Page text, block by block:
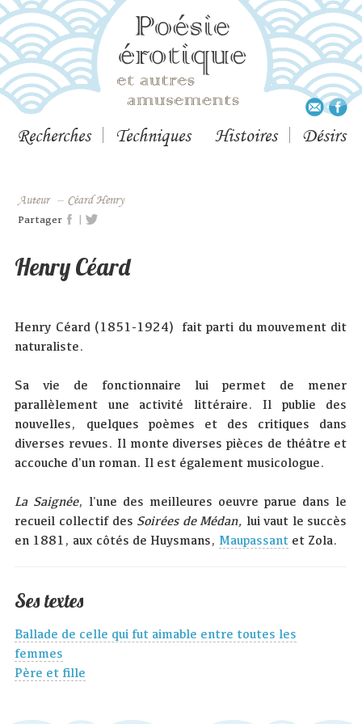
Recherches Techniques Histoires Désirs
Auteur – Céard Henry
Partager |
Henry Céard
Henry Céard (1851-1924) fait parti du mouvement dit
naturaliste.
Sa vie de fonctionnaire lui permet de mener
parallèlement une activité littéraire. Il publie des
nouvelles, quelques poèmes et des critiques dans
diverses revues. Il monte diverses pièces de théâtre et
accouche d'un roman. Il est également musicologue.
La Saignée, l'une des meilleures oeuvre parue dans le
recueil collectif des Soirées de Médan, lui vaut le succès
en 1881, aux côtés de Huysmans, Maupassant et Zola.
Ses textes
Ballade de celle qui fut aimable entre toutes les
femmes
Père et fille